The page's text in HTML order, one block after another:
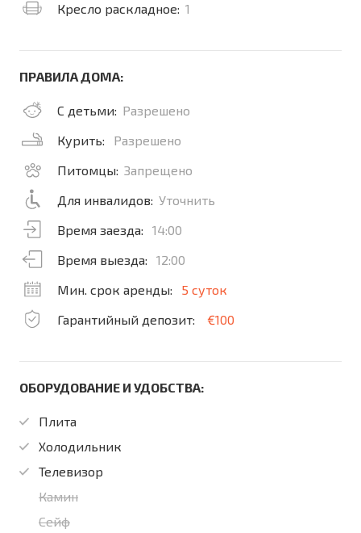
Кресло раскладное: 1
ПРАВИЛА ДОМА:
С детьми: Разрешено
Курить:
Разрешено
Питомцы: Запрещено
Для инвалидов: Уточнить
Время заезда:
14:00
Время выезда:
12:00
Мин. срок аренды:
5 суток
Гарантийный депозит:
€100
ОБОРУДОВАНИЕ И УДОБСТВА:
Плита
Холодильник
Телевизор
Камин
Сейф